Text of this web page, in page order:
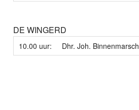
DE WINGERD
10.00 uur: Dhr. Joh. Binnenmarsch